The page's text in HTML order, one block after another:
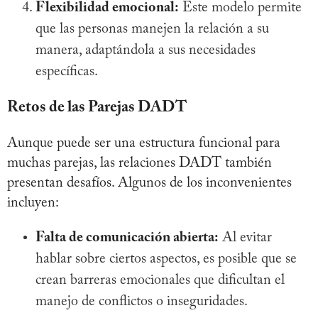
Flexibilidad emocional: Este modelo permite
que las personas manejen la relación a su
manera, adaptándola a sus necesidades
específicas.
Retos de las Parejas DADT
Aunque puede ser una estructura funcional para
muchas parejas, las relaciones DADT también
presentan desafíos. Algunos de los inconvenientes
incluyen:
Falta de comunicación abierta: Al evitar
hablar sobre ciertos aspectos, es posible que se
crean barreras emocionales que dificultan el
manejo de conflictos o inseguridades.